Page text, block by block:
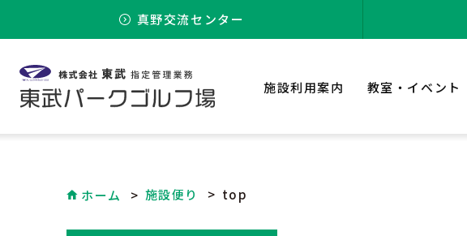
真野交流センター
施設利用案内 教室・イベント
ホーム 施設便り top